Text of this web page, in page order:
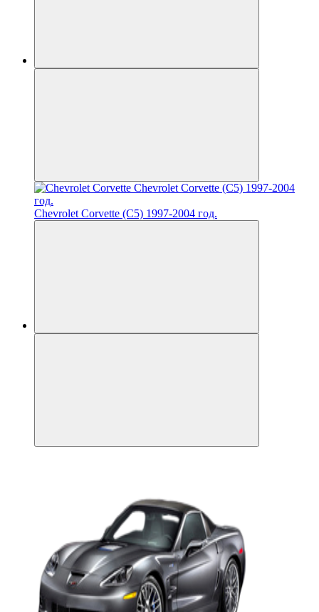
Chevrolet Corvette (C5) 1997-2004 год.